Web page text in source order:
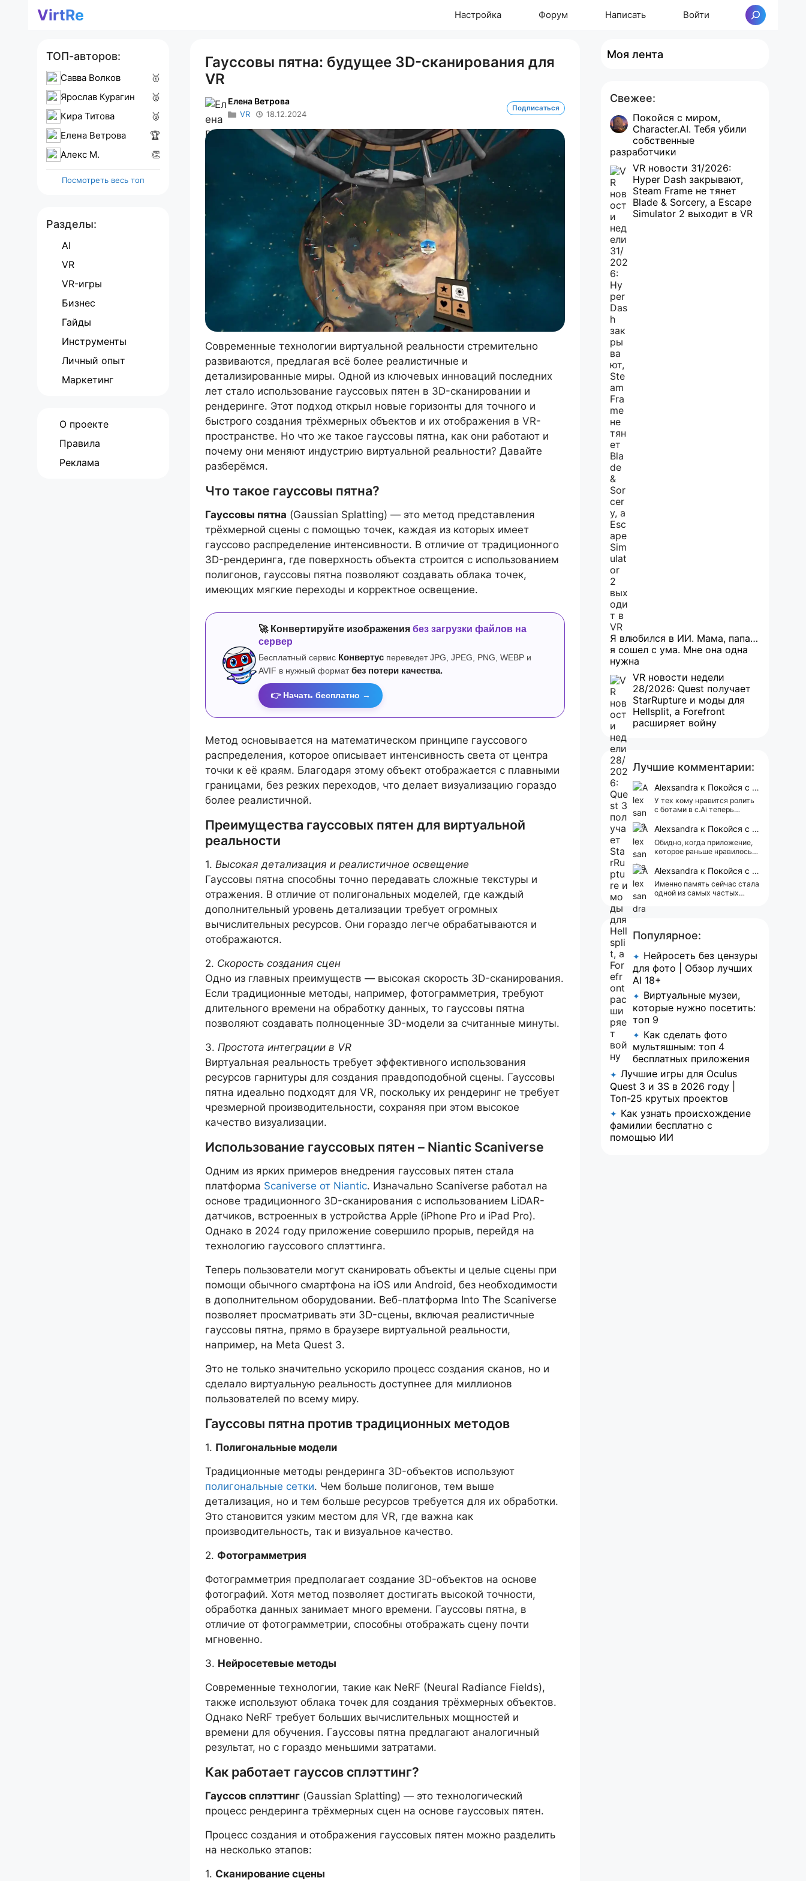
ПерейтиVirtRe Настройка Форум Написать Войти Поиск
Гауссовы пятна: будущее 3D-сканирования для
VR
Елена Ветрова
VR 18.12.2024
Подписаться
Современные технологии виртуальной реальности стремительно
развиваются, предлагая всё более реалистичные и
детализированные миры. Одной из ключевых инноваций последних
лет стало использование гауссовых пятен в 3D-сканировании и
рендеринге. Этот подход открыл новые горизонты для точного и
быстрого создания трёхмерных объектов и их отображения в VR-
пространстве. Но что же такое гауссовы пятна, как они работают и
почему они меняют индустрию виртуальной реальности? Давайте
разберёмся.
Что такое гауссовы пятна?
Гауссовы пятна (Gaussian Splatting) — это метод представления
трёхмерной сцены с помощью точек, каждая из которых имеет
гауссово распределение интенсивности. В отличие от традиционного
3D-рендеринга, где поверхность объекта строится с использованием
полигонов, гауссовы пятна позволяют создавать облака точек,
имеющих мягкие переходы и корректное освещение.
🚀 Конвертируйте изображения без загрузки файлов на
сервер
Бесплатный сервис Конвертус переведет JPG, JPEG, PNG, WEBP и
AVIF в нужный формат без потери качества.
👉 Начать бесплатно →
Метод основывается на математическом принципе гауссового
распределения, которое описывает интенсивность света от центра
точки к её краям. Благодаря этому объект отображается с плавными
границами, без резких переходов, что делает визуализацию гораздо
более реалистичной.
Преимущества гауссовых пятен для виртуальной
реальности
1. Высокая детализация и реалистичное освещение
Гауссовы пятна способны точно передавать сложные текстуры и
отражения. В отличие от полигональных моделей, где каждый
дополнительный уровень детализации требует огромных
вычислительных ресурсов. Они гораздо легче обрабатываются и
отображаются.
2. Скорость создания сцен
Одно из главных преимуществ — высокая скорость 3D-сканирования.
Если традиционные методы, например, фотограмметрия, требуют
длительного времени на обработку данных, то гауссовы пятна
позволяют создавать полноценные 3D-модели за считанные минуты.
3. Простота интеграции в VR
Виртуальная реальность требует эффективного использования
ресурсов гарнитуры для создания правдоподобной сцены. Гауссовы
пятна идеально подходят для VR, поскольку их рендеринг не требует
чрезмерной производительности, сохраняя при этом высокое
качество визуализации.
Использование гауссовых пятен – Niantic Scaniverse
Одним из ярких примеров внедрения гауссовых пятен стала
платформа Scaniverse от Niantic. Изначально Scaniverse работал на
основе традиционного 3D-сканирования с использованием LiDAR-
датчиков, встроенных в устройства Apple (iPhone Pro и iPad Pro).
Однако в 2024 году приложение совершило прорыв, перейдя на
технологию гауссового сплэттинга.
Теперь пользователи могут сканировать объекты и целые сцены при
помощи обычного смартфона на iOS или Android, без необходимости
в дополнительном оборудовании. Веб-платформа Into The Scaniverse
позволяет просматривать эти 3D-сцены, включая реалистичные
гауссовы пятна, прямо в браузере виртуальной реальности,
например, на Meta Quest 3.
Это не только значительно ускорило процесс создания сканов, но и
сделало виртуальную реальность доступнее для миллионов
пользователей по всему миру.
Гауссовы пятна против традиционных методов
1. Полигональные модели
Традиционные методы рендеринга 3D-объектов используют
полигональные сетки. Чем больше полигонов, тем выше
детализация, но и тем больше ресурсов требуется для их обработки.
Это становится узким местом для VR, где важна как
производительность, так и визуальное качество.
2. Фотограмметрия
Фотограмметрия предполагает создание 3D-объектов на основе
фотографий. Хотя метод позволяет достигать высокой точности,
обработка данных занимает много времени. Гауссовы пятна, в
отличие от фотограмметрии, способны отображать сцену почти
мгновенно.
3. Нейросетевые методы
Современные технологии, такие как NeRF (Neural Radiance Fields),
также используют облака точек для создания трёхмерных объектов.
Однако NeRF требует больших вычислительных мощностей и
времени для обучения. Гауссовы пятна предлагают аналогичный
результат, но с гораздо меньшими затратами.
Как работает гауссов сплэттинг?
Гауссов сплэттинг (Gaussian Splatting) — это технологический
процесс рендеринга трёхмерных сцен на основе гауссовых пятен.
Процесс создания и отображения гауссовых пятен можно разделить
на несколько этапов:
1. Сканирование сцены
ТОП-авторов:
Савва Волков
🥇
Ярослав Курагин
🥈
Кира Титова
🥉
Елена Ветрова
🏆
Алекс M.
👏
Посмотреть весь топ
Разделы:
AI
VR
VR-игры
Бизнес
Гайды
Инструменты
Личный опыт
Маркетинг
О проекте
Правила
Реклама
Моя лента
Свежее:
Покойся с миром,
Character.AI. Тебя убили
собственные
разработчики
VR новости 31/2026:
Hyper Dash закрывают,
Steam Frame не тянет
Blade & Sorcery, а Escape
Simulator 2 выходит в VR
Я влюбился в ИИ. Мама, папа…
я сошел с ума. Мне она одна
нужна
VR новости недели
28/2026: Quest получает
StarRupture и моды для
Hellsplit, а Forefront
расширяет войну
Лучшие комментарии:
Alexsandra к Покойся с миром, Character.AI. Тебя убили собственные разработчики
У тех кому нравится ролить
с ботами в c.Ai теперь
АААААА 😁 ХВАТИТ 🤯😖😵‍💫
Alexsandra к Покойся с миром, Character.AI. Тебя убили собственные разработчики
Обидно, когда приложение,
которое раньше нравилось, а
реклама 😢
Alexsandra к Покойся с миром, Character.AI. Тебя убили собственные разработчики
Именно память сейчас стала
одной из самых частых
Популярное:
✦ Нейросеть без цензуры
для фото | Обзор лучших
AI 18+
✦ Виртуальные музеи,
которые нужно посетить:
топ 9
✦ Как сделать фото
мультяшным: топ 4
бесплатных приложения
✦ Лучшие игры для Oculus
Quest 3 и 3S в 2026 году |
Топ-25 крутых проектов
✦ Как узнать происхождение
фамилии бесплатно с
помощью ИИ